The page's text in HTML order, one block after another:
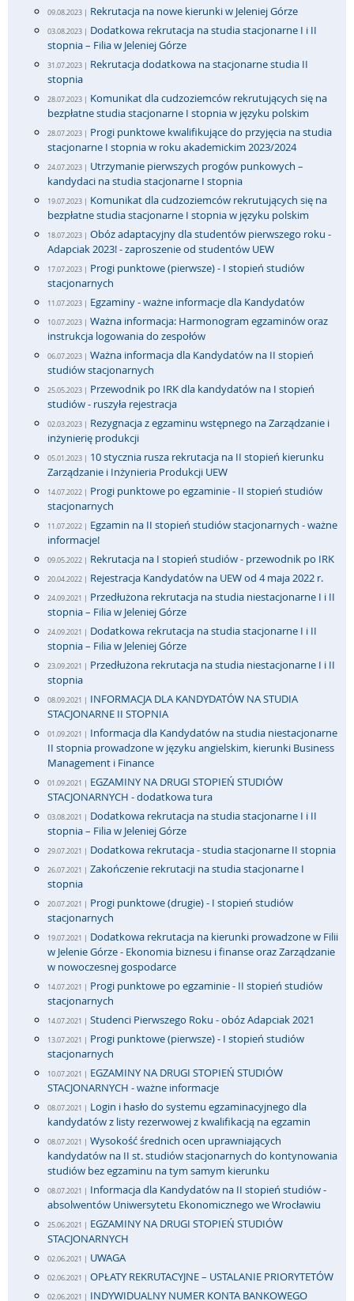
09.08.2023 | Rekrutacja na nowe kierunki w Jeleniej Górze
03.08.2023 | Dodatkowa rekrutacja na studia stacjonarne I i II
stopnia – Filia w Jeleniej Górze
31.07.2023 | Rekrutacja dodatkowa na stacjonarne studia II
stopnia
28.07.2023 | Komunikat dla cudzoziemców rekrutujących się na
bezpłatne studia stacjonarne I stopnia w języku polskim
28.07.2023 | Progi punktowe kwalifikujące do przyjęcia na studia
stacjonarne I stopnia w roku akademickim 2023/2024
24.07.2023 | Utrzymanie pierwszych progów punkowych –
kandydaci na studia stacjonarne I stopnia
19.07.2023 | Komunikat dla cudzoziemców rekrutujących się na
bezpłatne studia stacjonarne I stopnia w języku polskim
18.07.2023 | Obóz adaptacyjny dla studentów pierwszego roku -
Adapciak 2023! - zaproszenie od studentów UEW
17.07.2023 | Progi punktowe (pierwsze) - I stopień studiów
stacjonarnych
11.07.2023 | Egzaminy - ważne informacje dla Kandydatów
10.07.2023 | Ważna informacja: Harmonogram egzaminów oraz
instrukcja logowania do zespołów
06.07.2023 | Ważna informacja dla Kandydatów na II stopień
studiów stacjonarnych
25.05.2023 | Przewodnik po IRK dla kandydatów na I stopień
studiów - ruszyła rejestracja
02.03.2023 | Rezygnacja z egzaminu wstępnego na Zarządzanie i
inżynierię produkcji
05.01.2023 | 10 stycznia rusza rekrutacja na II stopień kierunku
Zarządzanie i Inżynieria Produkcji UEW
14.07.2022 | Progi punktowe po egzaminie - II stopień studiów
stacjonarnych
11.07.2022 | Egzamin na II stopień studiów stacjonarnych - ważne
informacje!
09.05.2022 | Rekrutacja na I stopień studiów - przewodnik po IRK
20.04.2022 | Rejestracja Kandydatów na UEW od 4 maja 2022 r.
24.09.2021 | Przedłużona rekrutacja na studia niestacjonarne I i II
stopnia – Filia w Jeleniej Górze
24.09.2021 | Dodatkowa rekrutacja na studia stacjonarne I i II
stopnia – Filia w Jeleniej Górze
23.09.2021 | Przedłużona rekrutacja na studia niestacjonarne I i II
stopnia
08.09.2021 | INFORMACJA DLA KANDYDATÓW NA STUDIA
STACJONARNE II STOPNIA
01.09.2021 | Informacja dla Kandydatów na studia niestacjonarne
II stopnia prowadzone w języku angielskim, kierunki Business
Management i Finance
01.09.2021 | EGZAMINY NA DRUGI STOPIEŃ STUDIÓW
STACJONARNYCH - dodatkowa tura
03.08.2021 | Dodatkowa rekrutacja na studia stacjonarne I i II
stopnia – Filia w Jeleniej Górze
29.07.2021 | Dodatkowa rekrutacja - studia stacjonarne II stopnia
26.07.2021 | Zakończenie rekrutacji na studia stacjonarne I
stopnia
20.07.2021 | Progi punktowe (drugie) - I stopień studiów
stacjonarnych
19.07.2021 | Dodatkowa rekrutacja na kierunki prowadzone w Filii
w Jelenie Górze - Ekonomia biznesu i finanse oraz Zarządzanie
w nowoczesnej gospodarce
14.07.2021 | Progi punktowe po egzaminie - II stopień studiów
stacjonarnych
14.07.2021 | Studenci Pierwszego Roku - obóz Adapciak 2021
13.07.2021 | Progi punktowe (pierwsze) - I stopień studiów
stacjonarnych
10.07.2021 | EGZAMINY NA DRUGI STOPIEŃ STUDIÓW
STACJONARNYCH - ważne informacje
08.07.2021 | Login i hasło do systemu egzaminacyjnego dla
kandydatów z listy rezerwowej z kwalifikacją na egzamin
08.07.2021 | Wysokość średnich ocen uprawniających
kandydatów na II st. studiów stacjonarnych do kontynowania
studiów bez egzaminu na tym samym kierunku
08.07.2021 | Informacja dla Kandydatów na II stopień studiów -
absolwentów Uniwersytetu Ekonomicznego we Wrocławiu
25.06.2021 | EGZAMINY NA DRUGI STOPIEŃ STUDIÓW
STACJONARNYCH
02.06.2021 | UWAGA
02.06.2021 | OPŁATY REKRUTACYJNE – USTALANIE PRIORYTETÓW
02.06.2021 | INDYWIDUALNY NUMER KONTA BANKOWEGO